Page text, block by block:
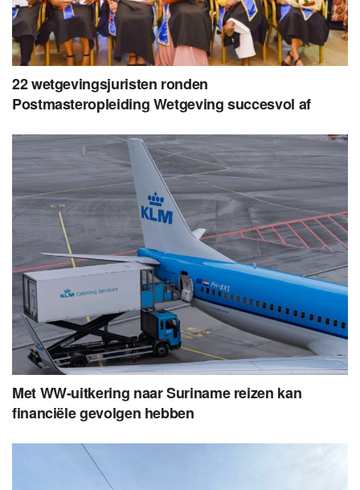
22 wetgevingsjuristen ronden
Postmasteropleiding Wetgeving succesvol af
Met WW-uitkering naar Suriname reizen kan
financiële gevolgen hebben